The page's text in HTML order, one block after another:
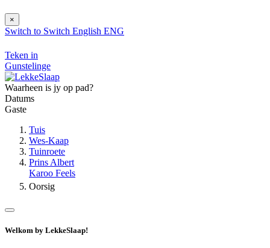
×
Switch to Switch English ENG
Teken in
Gunstelinge
Waarheen is jy op pad?
Datums
Gaste
Tuis
Wes-Kaap
Tuinroete
Prins Albert
Karoo Feels
Oorsig
Welkom by LekkeSlaap!